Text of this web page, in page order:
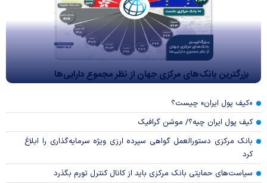
بزرگترین بانک‌های مرکزی جهان از نظر مجموع دارایی‌ها
«کیف پول ایران» چیست؟
کیف پول ایران چیه؟/ موشن گرافیک
بانک مرکزی دستورالعمل گواهی سپرده ارزی ویژه سرمایه‌گذاری را ابلاغ
کرد
سیاست‌های حمایتی بانک مرکزی باید از کانال کنترل تورم بگذرد